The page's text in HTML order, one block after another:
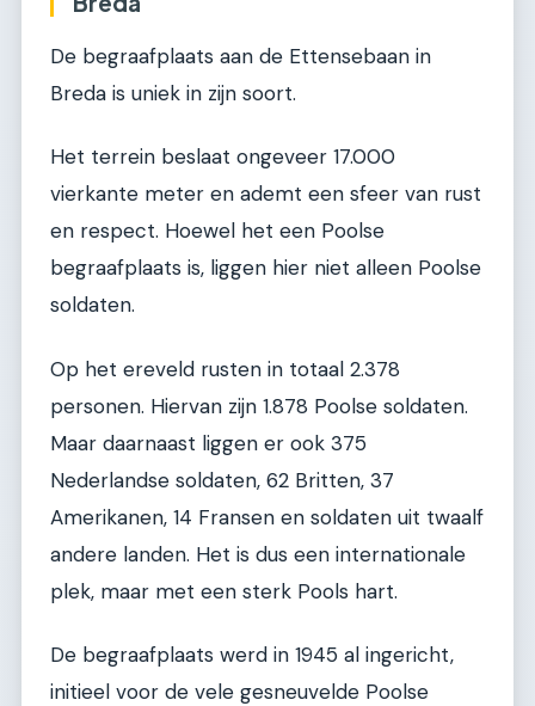
De begraafplaats aan de Ettensebaan in
Breda is uniek in zijn soort.
Het terrein beslaat ongeveer 17.000
vierkante meter en ademt een sfeer van rust
en respect. Hoewel het een Poolse
begraafplaats is, liggen hier niet alleen Poolse
soldaten.
Op het ereveld rusten in totaal 2.378
personen. Hiervan zijn 1.878 Poolse soldaten.
Maar daarnaast liggen er ook 375
Nederlandse soldaten, 62 Britten, 37
Amerikanen, 14 Fransen en soldaten uit twaalf
andere landen. Het is dus een internationale
plek, maar met een sterk Pools hart.
De begraafplaats werd in 1945 al ingericht,
initieel voor de vele gesneuvelde Poolse